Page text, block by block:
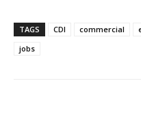
TAGS CDI commercial
jobs